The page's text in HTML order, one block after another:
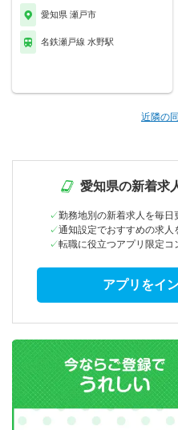
愛知県 瀬戸市
名鉄瀬戸線 水野駅
近隣の
愛知県の新着求
勤務地別の新着求人を毎日
通知設定でおすすめの求人
転職に役立つアプリ限定コ
アプリをイ